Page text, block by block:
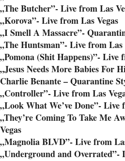
„The Butcher”- Live from Las
„Korova”- Live from Las Vegas
„I Smell A Massacre”-
„The Huntsman”- Live from Las
„Pomona (Shit Happens)”- Live
„Jesus Needs More Babies For
Charlie Benante – Quarantine
„Controller”- Live from Las
„Look What We’ve Done”- Live
„They’re Coming To Take Me
Vegas
„Magnolia BLVD”- Live from
„Underground and Overrated”-